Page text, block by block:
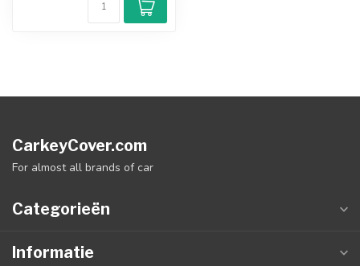
CarkeyCover.com
For almost all brands of car
Categorieën
Informatie